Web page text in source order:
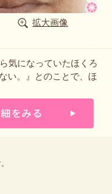
拡大画像
気になっていたほくろ
い。』とのことで、ほ